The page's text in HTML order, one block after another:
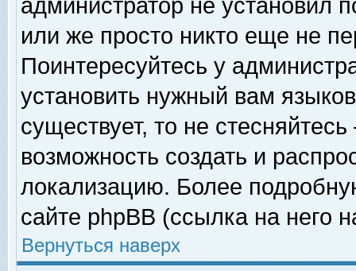
администратор не установил
или же просто никто еще не
Поинтересуйтесь у
установить нужный вам
существует, то не
возможность создать и
локализацию. Более
сайте phpBB (ссылка на него
Вернуться наверх